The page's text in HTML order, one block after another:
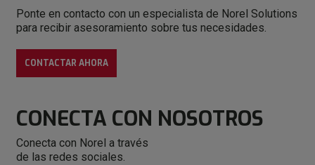
5
6
7
8
9
7
8
9
Ponte en contacto con un especialista de Norel Solutions
para recibir asesoramiento sobre tus necesidades.
CONTACTAR AHORA
CONECTA CON NOSOTROS
Conecta con Norel a través
de las redes sociales.